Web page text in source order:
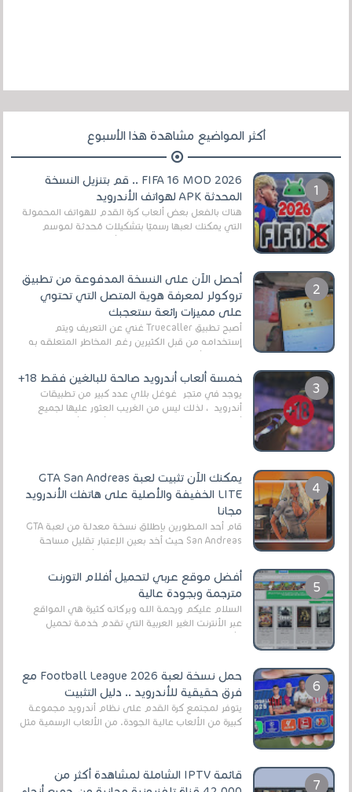
أكثر المواضيع مشاهدة هذا الأسبوع
FIFA 16 MOD 2026 .. قم بتنزيل النسخة
المحدثة APK لهواتف الأندرويد
هناك بالفعل بعض ألعاب كرة القدم للهواتف المحمولة
التي يمكنك لعبها رسميًا بتشكيلات مُحدثة لموسم
أحصل الآن على النسخة المدفوعة من تطبيق
تروكولر لمعرفة هوية المتصل التي تحتوي
على مميزات رائعة ستعجبك
أصبح تطبيق Truecaller غني عن التعريف ويتم
إستخدامه من قبل الكثيرين رغم المخاطر المتعلقه به
خمسة ألعاب أندرويد صالحة للبالغين فقط 18+
يوجد في متجر غوغل بلاي عدد كبير من تطبيقات
أندرويد ، لذلك ليس من الغريب العثور عليها لجميع
يمكنك الآن تثبيت لعبة GTA San Andreas
LITE الخفيفة والأصلية على هاتفك الأندرويد
مجانا
قام أحد المطورين بإطلاق نسخة معدلة من لعبة GTA
San Andreas حيث أخد بعين الإعتبار تقليل مساحة
أفضل موقع عربي لتحميل أفلام التورنت
مترجمة وبجودة عالية
السلام عليكم ورحمة الله وبركاته كثيرة هي المواقع
عبر الأنترنت الغير العربية التي تقدم خدمة تحميل
الأفلام على التورنت ، ومعظم هذه المواقع ل...
حمل نسخة لعبة Football League 2026 مع
فرق حقيقية للأندرويد .. دليل التثبيت
يتوفر لمجتمع كرة القدم على نظام أندرويد مجموعة
كبيرة من الألعاب عالية الجودة. من الألعاب الرسمية مثل
قائمة IPTV الشاملة لمشاهدة أكثر من